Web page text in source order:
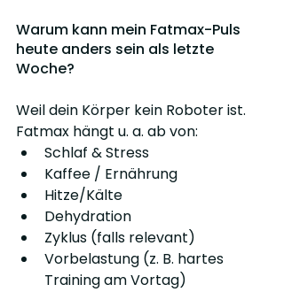
Warum kann mein Fatmax-Puls
heute anders sein als letzte
Woche?
Weil dein Körper kein Roboter ist.
Fatmax hängt u. a. ab von:
Schlaf & Stress
Kaffee / Ernährung
Hitze/Kälte
Dehydration
Zyklus (falls relevant)
Vorbelastung (z. B. hartes
Training am Vortag)